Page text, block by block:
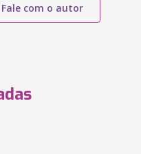
Fale com o autor